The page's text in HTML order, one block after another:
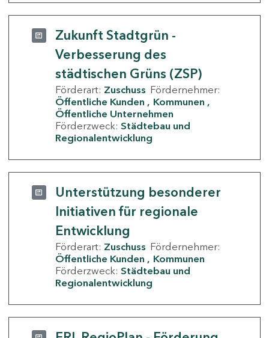
Zukunft Stadtgrün -
Verbesserung des
städtischen Grüns (ZSP)
Förderart: Zuschuss Fördernehmer:
Öffentliche Kunden
Kommunen
Öffentliche Unternehmen
Förderzweck: Städtebau und
Regionalentwicklung
Unterstützung besonderer
Initiativen für regionale
Entwicklung
Förderart: Zuschuss Fördernehmer:
Öffentliche Kunden
Kommunen
Förderzweck: Städtebau und
Regionalentwicklung